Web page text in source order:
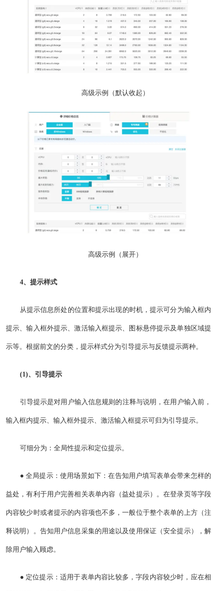
高级示例（默认收起）
高级示例（展开）
4、提示样式
从提示信息所处的位置和提示出现的时机，提示可分为输入框内
提示、输入框外提示、激活输入框提示、图标悬停提示及单独区域提
示等。根据前文的分类，提示样式分为引导提示与反馈提示两种。
(1)、引导提示
引导提示是对用户输入信息规则的注释与说明，在用户输入前，
输入框内提示、输入框外提示、激活输入框提示可归为引导提示。
可细分为：全局性提示和定位提示。
● 全局提示：使用场景如下：在告知用户填写表单会带来怎样的
益处，有利于用户完善相关表单内容（益处提示）。在登录页等字段
内容较少时或者提示的内容项也不多，一般位于整个表单的上方（注
释说明）。告知用户信息采集的用途以及使用保证（安全提示），解
除用户输入顾虑。
● 定位提示：适用于表单内容比较多，字段内容较少时，应在相